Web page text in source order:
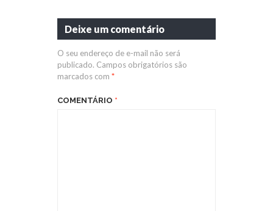
Deixe um comentário
O seu endereço de e-mail não será
publicado. Campos obrigatórios são
marcados com *
COMENTÁRIO *